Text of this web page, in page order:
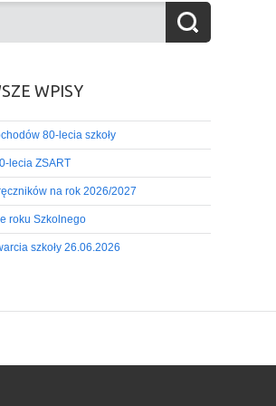
WPISY
80-lecia szkoły
lecia ZSART
na rok 2026/2027
roku Szkolnego
szkoły 26.06.2026